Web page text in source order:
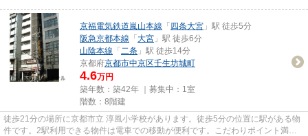
京福電気鉄道嵐山本線 「 四条大宮 」駅 徒歩5分
阪急京都本線 「 大宮 」駅 徒歩6分
山陰本線 「 二条 」駅 徒歩14分
京都府京都市中京区壬生坊城町
4.6万円
築年数：築42年 ｜募集中： 1室
階数：8階建
徒歩21分の場所に京都市立 淳風小学校があります。徒歩5分の位置に駅がある物
件です。2駅利用できる物件は電車での移動が便利です。こだわりポイント満載